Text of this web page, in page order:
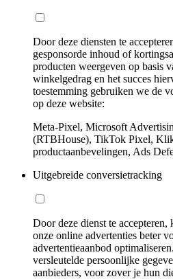
Door deze diensten te
gesponsorde inhoud of
producten weergeven op basis
winkelgedrag en het succes
toestemming gebruiken we de
op deze website:
Meta-Pixel, Microsoft
(RTBHouse), TikTok Pixel,
productaanbevelingen, Ads
Uitgebreide conversietracking
Door deze dienst te accepteren,
onze online advertenties beter
advertentieaanbod
versleutelde persoonlijke
aanbieders, voor zover je hun